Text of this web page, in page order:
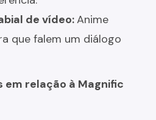
de vídeo:Anime
que falem um diálogo
em relação à Magnific